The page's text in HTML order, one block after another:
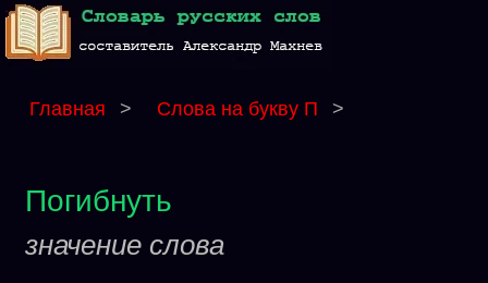
Главная > Слова на букву П >
Погибнуть
значение слова